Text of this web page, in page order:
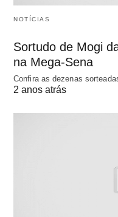
NOTÍCIAS
Sortudo de Mogi
na Mega-Sena
Confira as dezenas
2 anos atrás